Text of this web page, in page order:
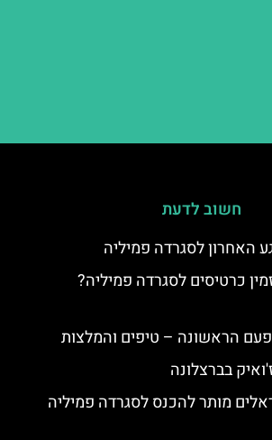
חשוב לדעת
האחרון לסגרדה פמיליה
כרטיסים לסגרדה פמיליה?
הראשונה – טיפים והמלצות
בברצלונה
מותר להכנס לסגרדה פמיליה